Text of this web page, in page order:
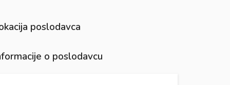
poslodavca
o poslodavcu